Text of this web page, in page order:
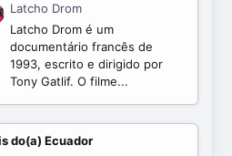
Latcho Drom
Latcho Drom é um
documentário francês de
1993, escrito e dirigido por
Tony Gatlif. O filme...
do(a) Ecuador